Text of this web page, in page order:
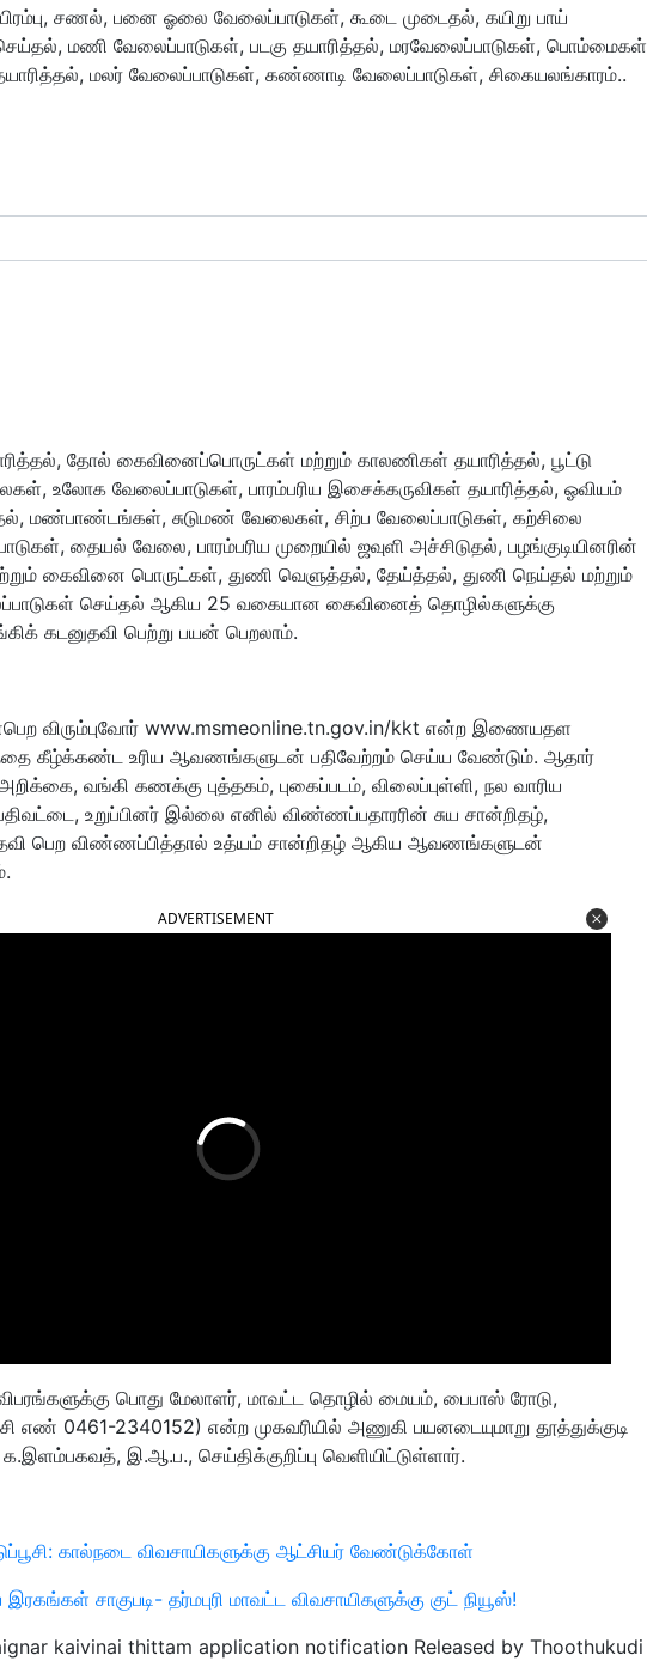
சணல், பனை ஓலை வேலைப்பாடுகள், கூடை முடைதல், கயிறு பாய்
மணி வேலைப்பாடுகள், படகு தயாரித்தல், மரவேலைப்பாடுகள், பொம்மைகள்
மலர் வேலைப்பாடுகள், கண்ணாடி வேலைப்பாடுகள், சிகையலங்காரம்..
தோல் கைவினைப்பொருட்கள் மற்றும் காலணிகள் தயாரித்தல், பூட்டு
உலோக வேலைப்பாடுகள், பாரம்பரிய இசைக்கருவிகள் தயாரித்தல், ஓவியம்
மண்பாண்டங்கள், சுடுமண் வேலைகள், சிற்ப வேலைப்பாடுகள், கற்சிலை
தையல் வேலை, பாரம்பரிய முறையில் ஜவுளி அச்சிடுதல், பழங்குடியினரின்
கைவினை பொருட்கள், துணி வெளுத்தல், தேய்த்தல், துணி நெய்தல் மற்றும்
செய்தல் ஆகிய 25 வகையான கைவினைத் தொழில்களுக்கு
கடனுதவி பெற்று பயன் பெறலாம்.
விரும்புவோர் www.msmeonline.tn.gov.in/kkt என்ற இணையதள
கீழ்க்கண்ட உரிய ஆவணங்களுடன் பதிவேற்றம் செய்ய வேண்டும். ஆதார்
வங்கி கணக்கு புத்தகம், புகைப்படம், விலைப்புள்ளி, நல வாரிய
உறுப்பினர் இல்லை எனில் விண்ணப்பதாரரின் சுய சான்றிதழ்,
பெற விண்ணப்பித்தால் உத்யம் சான்றிதழ் ஆகிய ஆவணங்களுடன்
ADVERTISEMENT
பொது மேலாளர், மாவட்ட தொழில் மையம், பைபாஸ் ரோடு,
எண் 0461-2340152) என்ற முகவரியில் அணுகி பயனடையுமாறு தூத்துக்குடி
இ.ஆ.ப., செய்திக்குறிப்பு வெளியிட்டுள்ளார்.
கால்நடை விவசாயிகளுக்கு ஆட்சியர் வேண்டுக்கோள்
இரகங்கள் சாகுபடி- தர்மபுரி மாவட்ட விவசாயிகளுக்கு குட் நியூஸ்!
kaivinai thittam application notification Released by Thoothukudi